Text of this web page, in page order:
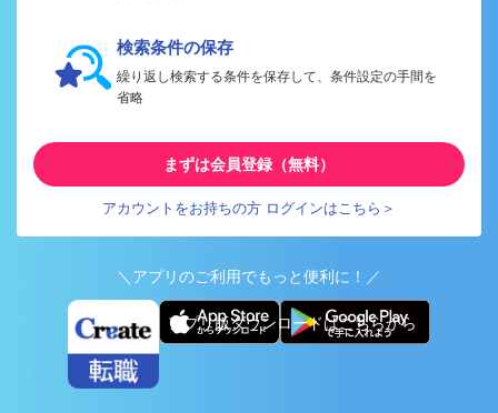
検索条件の保存
繰り返し検索する条件を保存して、条件設定の手間を
省略
まずは会員登録（無料）
アカウントをお持ちの方 ログインはこちら＞
＼アプリのご利用でもっと便利に！／
アプリ版ダウンロードはこちらから